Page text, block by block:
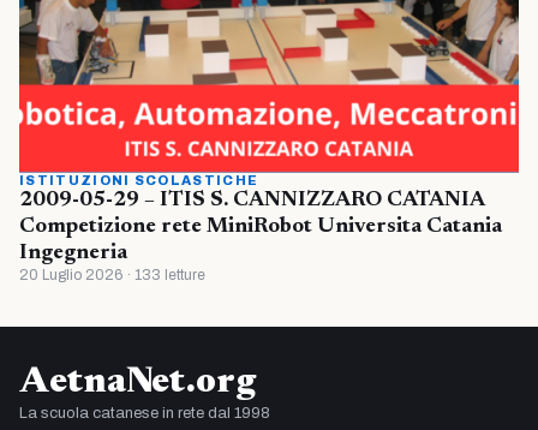
ISTITUZIONI SCOLASTICHE
2009-05-29 – ITIS S. CANNIZZARO CATANIA
Competizione rete MiniRobot Universita Catania
Ingegneria
20 Luglio 2026 · 133 letture
AetnaNet.org
La scuola catanese in rete dal 1998